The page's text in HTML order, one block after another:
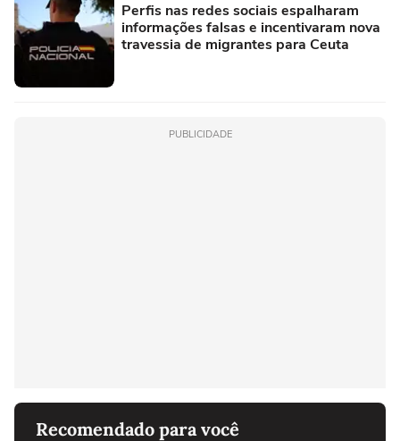
Perfis nas redes sociais espalharam
informações falsas e incentivaram nova
travessia de migrantes para Ceuta
PUBLICIDADE
Recomendado para você